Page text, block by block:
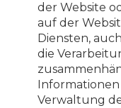
der Website
auf der
Diensten,
die
Verwaltung